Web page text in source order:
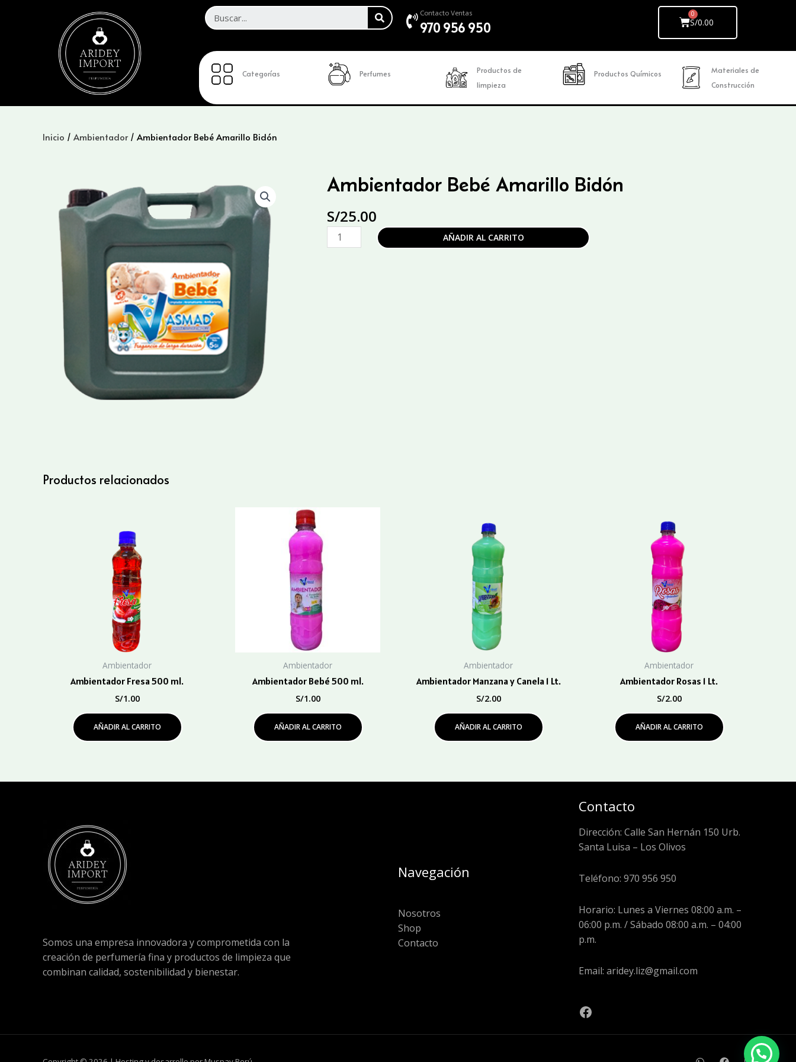
SEARCH Contacto Ventas
970 956 950 S/0.00
Cart
Categorías Perfumes
Productos de
limpieza
Productos Químicos
Materiales de
Construcción
Inicio / Ambientador/ Ambientador Bebé Amarillo Bidón
Ambientador Bebé Amarillo Bidón
S/25.00
Ambientador
Bebé
AÑADIR AL CARRITO
Productos relacionados
Ambientador
Ambientador Fresa 500 ml.
S/1.00
AÑADIR AL CARRITO
Ambientador
Ambientador Bebé 500 ml.
S/1.00
AÑADIR AL CARRITO
Ambientador
Ambientador Manzana y Canela 1 Lt.
S/2.00
AÑADIR AL CARRITO
Ambientador
Ambientador Rosas 1 Lt.
S/2.00
AÑADIR AL CARRITO
Somos una empresa innovadora y comprometida con la
creación de perfumería fina y productos de limpieza que
combinan calidad, sostenibilidad y bienestar.
Navegación
Nosotros
Shop
Contacto
Contacto
Dirección: Calle San Hernán 150 Urb.
Santa Luisa – Los Olivos
Teléfono: 970 956 950
Horario: Lunes a Viernes 08:00 a.m. –
06:00 p.m. / Sábado 08:00 a.m. – 04:00
p.m.
Email: aridey.liz@gmail.com